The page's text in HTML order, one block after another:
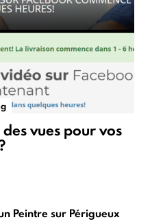
vues pour vos
Peintre sur Périgueux